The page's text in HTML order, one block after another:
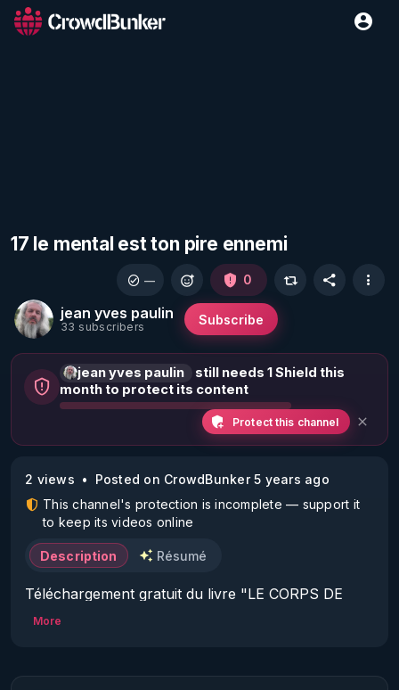
17 le mental est ton pire ennemi
jean yves paulin
33 subscribers Subscribe
— 0
jean yves paulin
still needs 1 Shield this
month to protect its content
Protect this channel
2 views
Posted on CrowdBunker 5 years ago
This channel's protection is incomplete — support it
to keep its videos online
Description Résumé
Téléchargement gratuit du livre "LE CORPS DE
en 3 clics c'est téléchargé.
More